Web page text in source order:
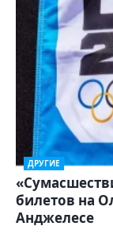
ДРУГИЕ
билетов на
Анджелесе